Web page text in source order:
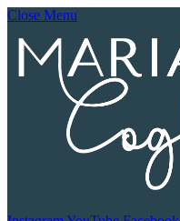
Close Menu